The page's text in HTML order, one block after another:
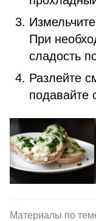
При
сладость
Разлейте
подавайте
Материалы по